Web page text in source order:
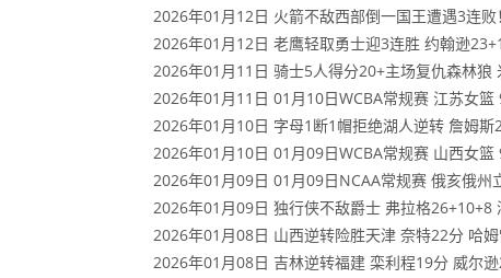
2026年01月12日 火箭不敌西部倒一国王遭遇3连
2026年01月12日 老鹰轻取勇士迎3连胜 约翰逊
2026年01月11日 骑士5人得分20+主场复仇森林狼
2026年01月11日 01月10日WCBA常规赛 江苏女
2026年01月10日 字母1断1帽拒绝湖人逆转 詹姆
2026年01月10日 01月09日WCBA常规赛 山西女
2026年01月09日 01月09日NCAA常规赛 俄亥俄州
2026年01月09日 独行侠不敌爵士 弗拉格
2026年01月08日 山西逆转险胜天津 奈特22分 哈
2026年01月08日 吉林逆转福建 栾利程19分 威尔